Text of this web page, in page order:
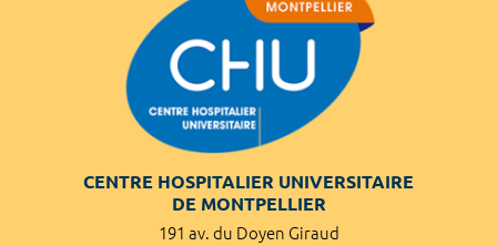
CENTRE HOSPITALIER UNIVERSITAIRE
DE MONTPELLIER
191 av. du Doyen Giraud